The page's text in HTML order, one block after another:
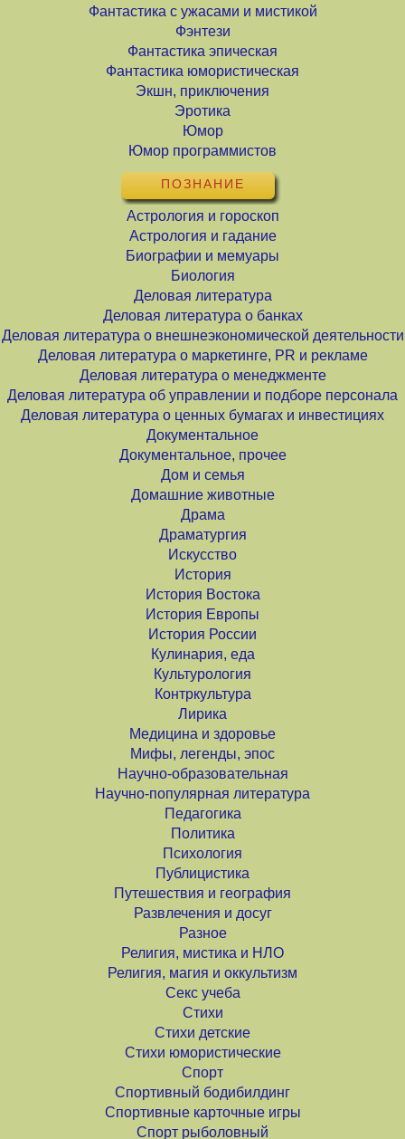
Фантастика с ужасами и мистикой
Фэнтези
Фантастика эпическая
Фантастика юмористическая
Экшн, приключения
Эротика
Юмор
Юмор программистов
ПОЗНАНИЕ
Астрология и гороскоп
Астрология и гадание
Биографии и мемуары
Биология
Деловая литература
Деловая литература о банках
Деловая литература о внешнеэкономической деятельности
Деловая литература о маркетинге, PR и рекламе
Деловая литература о менеджменте
Деловая литература об управлении и подборе персонала
Деловая литература о ценных бумагах и инвестициях
Документальное
Документальное, прочее
Дом и семья
Домашние животные
Драма
Драматургия
Искусство
История
История Востока
История Европы
История России
Кулинария, еда
Культурология
Контркультура
Лирика
Медицина и здоровье
Мифы, легенды, эпос
Научно-образовательная
Научно-популярная литература
Педагогика
Политика
Психология
Публицистика
Путешествия и география
Развлечения и досуг
Разное
Религия, мистика и НЛО
Религия, магия и оккультизм
Секс учеба
Стихи
Стихи детские
Стихи юмористические
Спорт
Спортивный бодибилдинг
Спортивные карточные игры
Спорт рыболовный